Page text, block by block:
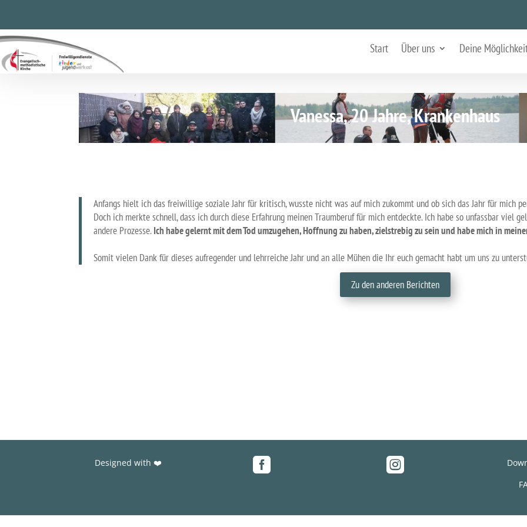
Start Über uns Deine
Vanessa, 20 Jahre, Krankenhaus
Anfangs hielt ich das freiwillige soziale Jahr für kritisch, wusste nicht was auf mich zukommt und ob sich das Jahr für mich
Doch ich merkte schnell, dass ich durch diese Erfahrung meinen Traumberuf für mich entdeckte. Ich habe so unfassbar viel
andere Prozesse.Ich habe gelernt mit dem Tod umzugehen, Hoffnung zu haben, zielstrebig zu sein und habe mich in
Somit vielen Dank für dieses aufregender und lehrreiche Jahr und an alle Mühen die Ihr euch gemacht habt um uns zu
Zu den anderen Berichten
Designed with ❤️  